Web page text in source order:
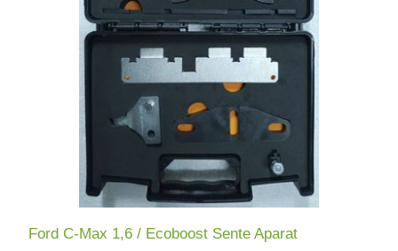
Ford C-Max 1,6 / Ecoboost Sente Aparat